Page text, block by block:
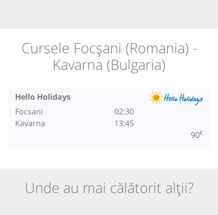
Cursele Focșani (Romania) -
Kavarna (Bulgaria)
Hello Holidays
Focsani
Kavarna
02:30
13:45
90€
Unde au mai călătorit alții?